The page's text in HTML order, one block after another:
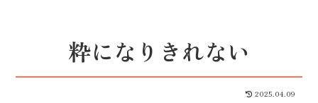
粋になりきれない
2025.04.09